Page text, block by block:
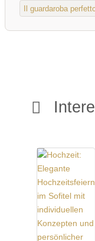
Il guardaroba